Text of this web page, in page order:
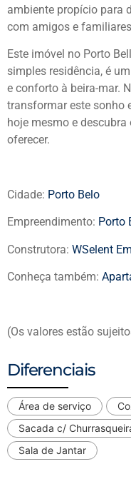
ambiente propício para
com amigos e
Este imóvel no Porto
simples residência, é
e conforto à beira-mar.
transformar este sonho
hoje mesmo e
oferecer.
Cidade: Porto Belo
Empreendimento: Porto
Construtora: WSelent
Conheça também:
(Os valores estão
Diferenciais
Área de serviço
Sacada c/
Sala de Jantar